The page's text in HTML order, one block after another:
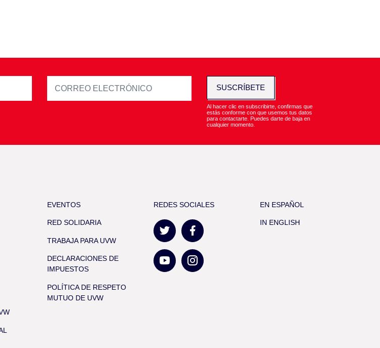
SUSCRÍBETE
Al hacer clic en subscribirte, confirmas que
estás conforme con que usemos tus datos
para contactarte. Puedes darte de baja en
cualquier momento.
EVENTOS
RED SOLIDARIA
TRABAJA PARA UVW
DECLARACIONES DE
IMPUESTOS
POLÍTICA DE RESPETO
MUTUO DE UVW
REDES SOCIALES EN ESPAÑOL
IN ENGLISH